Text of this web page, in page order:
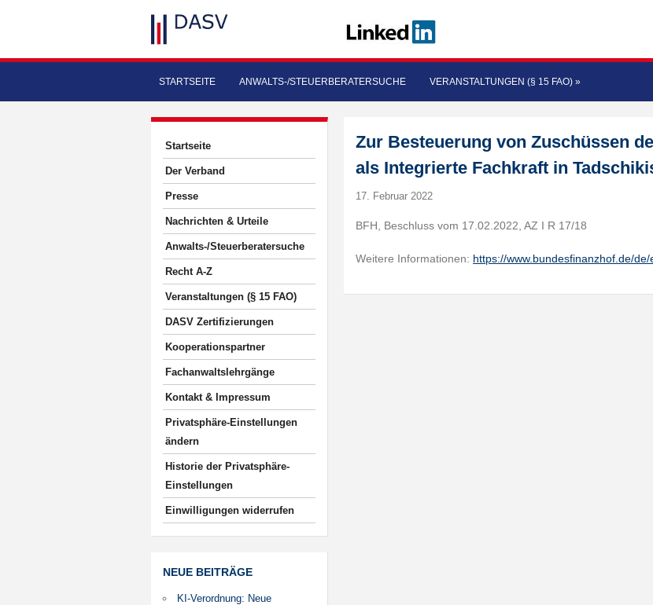
STARTSEITE ANWALTS-/STEUERBERATERSUCHE VERANSTALTUNGEN (§ 15 FAO) »
Startseite
Der Verband
Presse
Nachrichten & Urteile
Anwalts-/Steuerberatersuche
Recht A-Z
Veranstaltungen (§ 15 FAO)
DASV Zertifizierungen
Kooperationspartner
Fachanwaltslehrgänge
Kontakt & Impressum
Privatsphäre-Einstellungen
ändern
Historie der Privatsphäre-
Einstellungen
Einwilligungen widerrufen
NEUE BEITRÄGE
KI-Verordnung: Neue
Zur Besteuerung von Zuschüssen
als Integrierte Fachkraft in
17. Februar 2022
BFH, Beschluss vom 17.02.2022, AZ I R 17/18
Weitere Informationen: https://www.bundesfinanzhof.de/